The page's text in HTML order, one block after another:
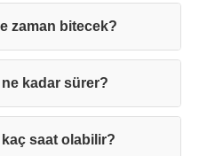
zaman bitecek?
kadar sürer?
saat olabilir?